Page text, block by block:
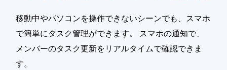
移動中やパソコンを操作できないシーンでも、スマホ
で簡単にタスク管理ができます。 スマホの通知で、
メンバーのタスク更新をリアルタイムで確認できま
す。